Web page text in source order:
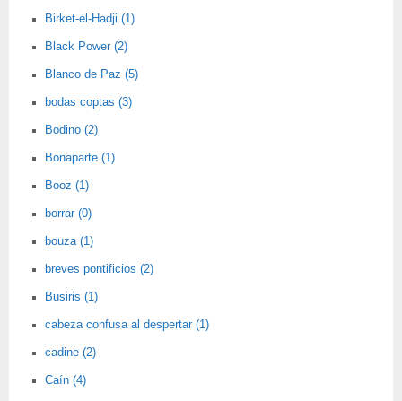
Birket-el-Hadji (1)
Black Power (2)
Blanco de Paz (5)
bodas coptas (3)
Bodino (2)
Bonaparte (1)
Booz (1)
borrar (0)
bouza (1)
breves pontificios (2)
Busiris (1)
cabeza confusa al despertar (1)
cadine (2)
Caín (4)